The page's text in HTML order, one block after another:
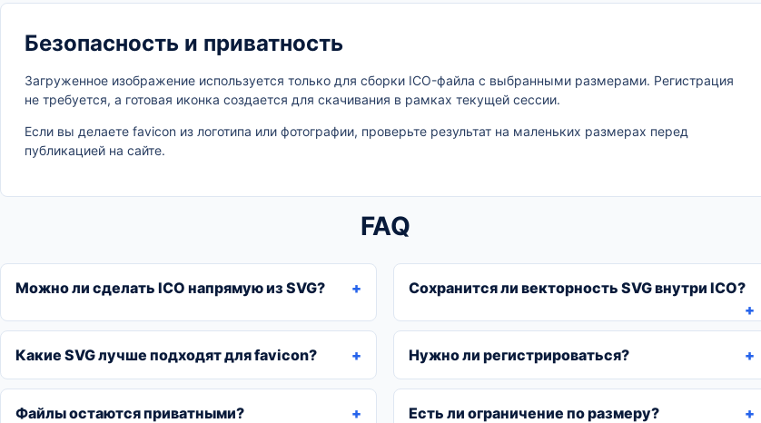
Безопасность и приватность
Загруженное изображение используется только для сборки ICO-файла с выбранными размерами. Регистрация
не требуется, а готовая иконка создается для скачивания в рамках текущей сессии.
Если вы делаете favicon из логотипа или фотографии, проверьте результат на маленьких размерах перед
публикацией на сайте.
FAQ
Можно ли сделать ICO напрямую из SVG? Сохранится ли векторность SVG внутри ICO?
Какие SVG лучше подходят для favicon? Нужно ли регистрироваться?
Файлы остаются приватными? Есть ли ограничение по размеру?